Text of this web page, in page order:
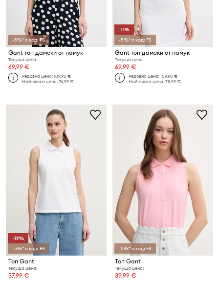
-5%* с код: FS
Gant топ дамски от памук
Текуща цена:
69,99 €
Редовна цена:109,90 €
Най-ниска цена:76,99 €
-11%
-5%* с код: FS
Gant топ дамски от памук
Текуща цена:
69,99 €
Редовна цена:109,90 €
Най-ниска цена:78,99 €
-19%
-5%* с код: FS
Топ Gant
Текуща цена:
37,99 €
-5%* с код: FS
Топ Gant
Текуща цена:
39,99 €